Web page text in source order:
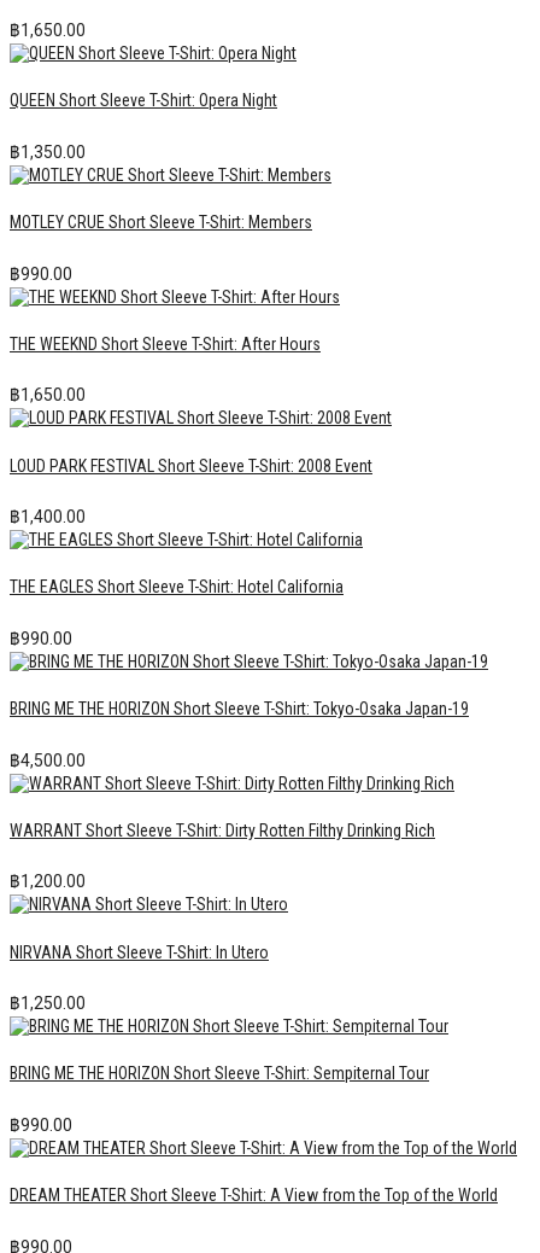
฿1,650.00
QUEEN Short Sleeve T-Shirt: Opera Night
฿1,350.00
MOTLEY CRUE Short Sleeve T-Shirt: Members
฿990.00
THE WEEKND Short Sleeve T-Shirt: After Hours
฿1,650.00
LOUD PARK FESTIVAL Short Sleeve T-Shirt: 2008 Event
฿1,400.00
THE EAGLES Short Sleeve T-Shirt: Hotel California
฿990.00
BRING ME THE HORIZON Short Sleeve T-Shirt: Tokyo-Osaka Japan-19
฿4,500.00
WARRANT Short Sleeve T-Shirt: Dirty Rotten Filthy Drinking Rich
฿1,200.00
NIRVANA Short Sleeve T-Shirt: In Utero
฿1,250.00
BRING ME THE HORIZON Short Sleeve T-Shirt: Sempiternal Tour
฿990.00
DREAM THEATER Short Sleeve T-Shirt: A View from the Top of the World
฿990.00